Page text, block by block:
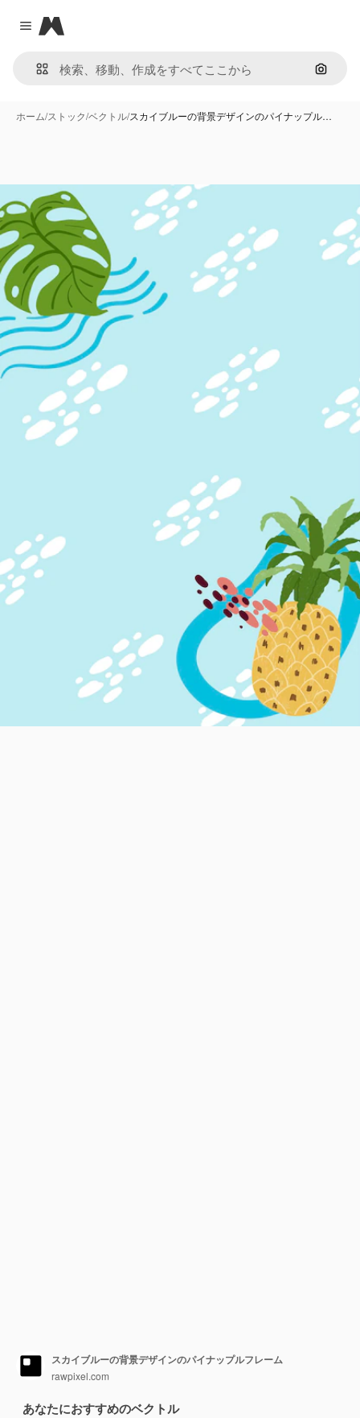
Close menu
Magnific
画像で
ホーム/ストック/ベクトル/スカイブルーの背景デザインのパイナップル…
スカイブルーの背景デザインのパイナップルフレーム
rawpixel.com
あなたにおすすめのベクトル